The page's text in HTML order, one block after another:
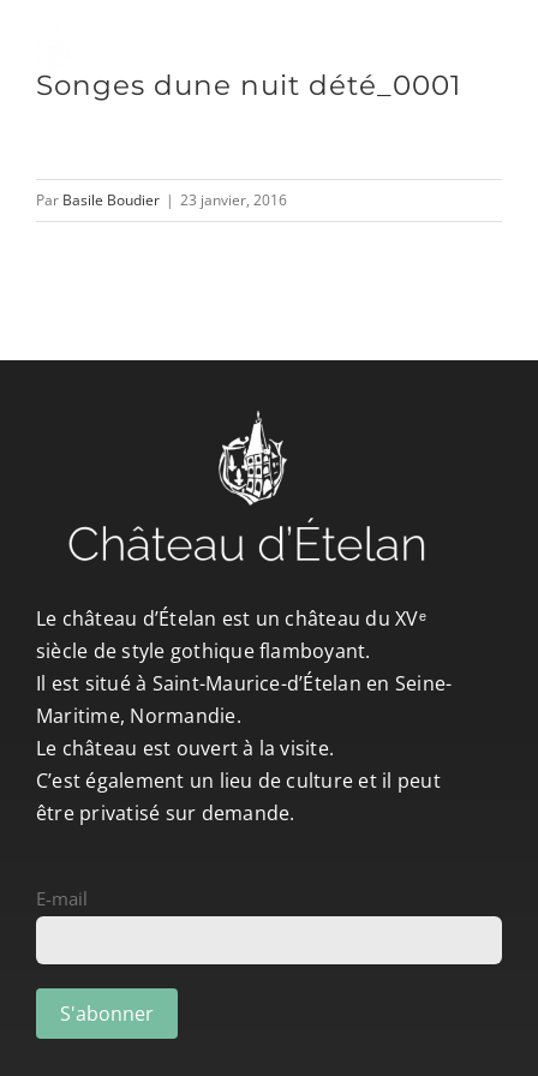
contenu
Toggle
L’ASSOCIATION
CONTACT/ACCÈS
Songes dune nuit dété_0001
Par Basile Boudier | 23 janvier, 2016
Le château d’Ételan est un château du XVᵉ
siècle de style gothique flamboyant.
Il est situé à Saint-Maurice-d’Ételan en Seine-
Maritime, Normandie.
Le château est ouvert à la visite.
C’est également un lieu de culture et il peut
être privatisé sur demande.
E-mail